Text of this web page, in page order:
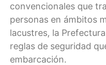
convencionales que
personas en ámbitos
lacustres, la
reglas de seguridad
embarcación.